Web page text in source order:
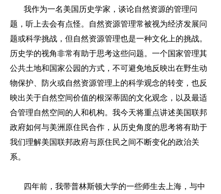
我作为一名美国历史学家，谈论自然资源的管理问
题，听上去会有点怪。自然资源管理常被视为经济发展问
题或科学挑战，但自然资源管理也是一种文化上的挑战。
历史学的视角非常有助于思考这些问题。一个国家管理其
公共土地和国家公园的方式，不可避免地反映出在野生动
物保护、防火或自然资源管理上的科学观念的转变，也反
映出关于自然空间价值的根深蒂固的文化观念，以及最适
合管理自然空间的人和机构。我今天将重点讲述美国联邦
政府如何与美洲原住民合作，从历史角度的思考将有助于
我们理解美国联邦政府与原住民之间不断变化的政治关
系。
四年前，我带普林斯顿大学的一些师生去上海，与中